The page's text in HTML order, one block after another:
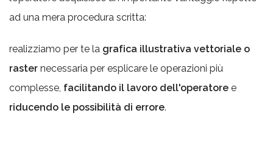
ad una mera procedura scritta:
realizziamo per te la grafica illustrativa vettoriale o
raster necessaria per esplicare le operazioni più
complesse, facilitando il lavoro dell'operatore e
riducendo le possibilità di errore.